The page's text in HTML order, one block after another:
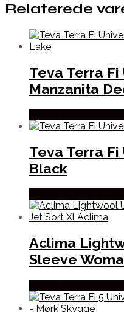
Relaterede
Teva Terra
Manzanita
Teva Terra
Black
Aclima
Sleeve